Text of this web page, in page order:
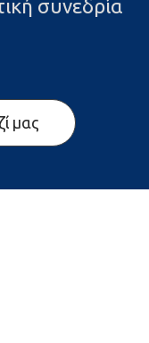
συνεδρία
μας